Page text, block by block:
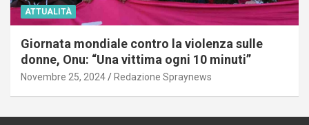
ATTUALITÀ
Giornata mondiale contro la violenza sulle
donne, Onu: “Una vittima ogni 10 minuti”
Novembre 25, 2024 Redazione Spraynews